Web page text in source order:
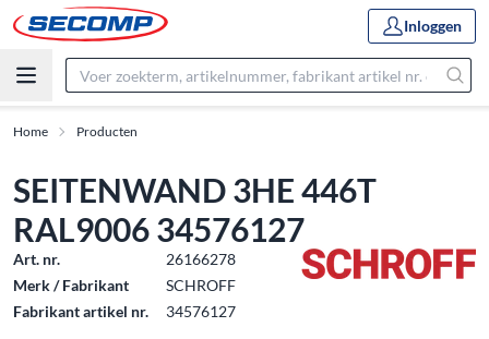
Inloggen
Home Producten
SEITENWAND 3HE 446T
RAL9006 34576127
Art. nr.
26166278
Merk / Fabrikant
SCHROFF
Fabrikant artikel nr.
34576127